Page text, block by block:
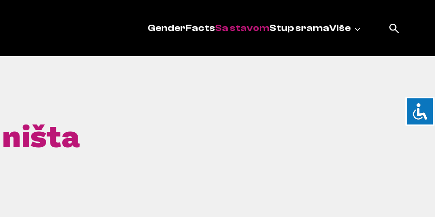
GenderFactsSa stavomStup sramaViše